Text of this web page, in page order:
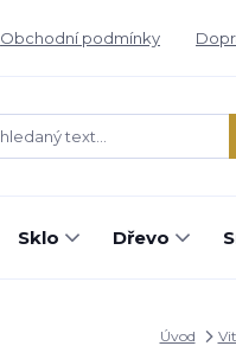
Obchodní podmínky
Sklo Dřevo
Úvod